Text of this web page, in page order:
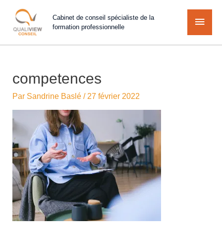
Cabinet de conseil spécialiste de la
formation professionnelle
competences
Par Sandrine Baslé / 27 février 2022